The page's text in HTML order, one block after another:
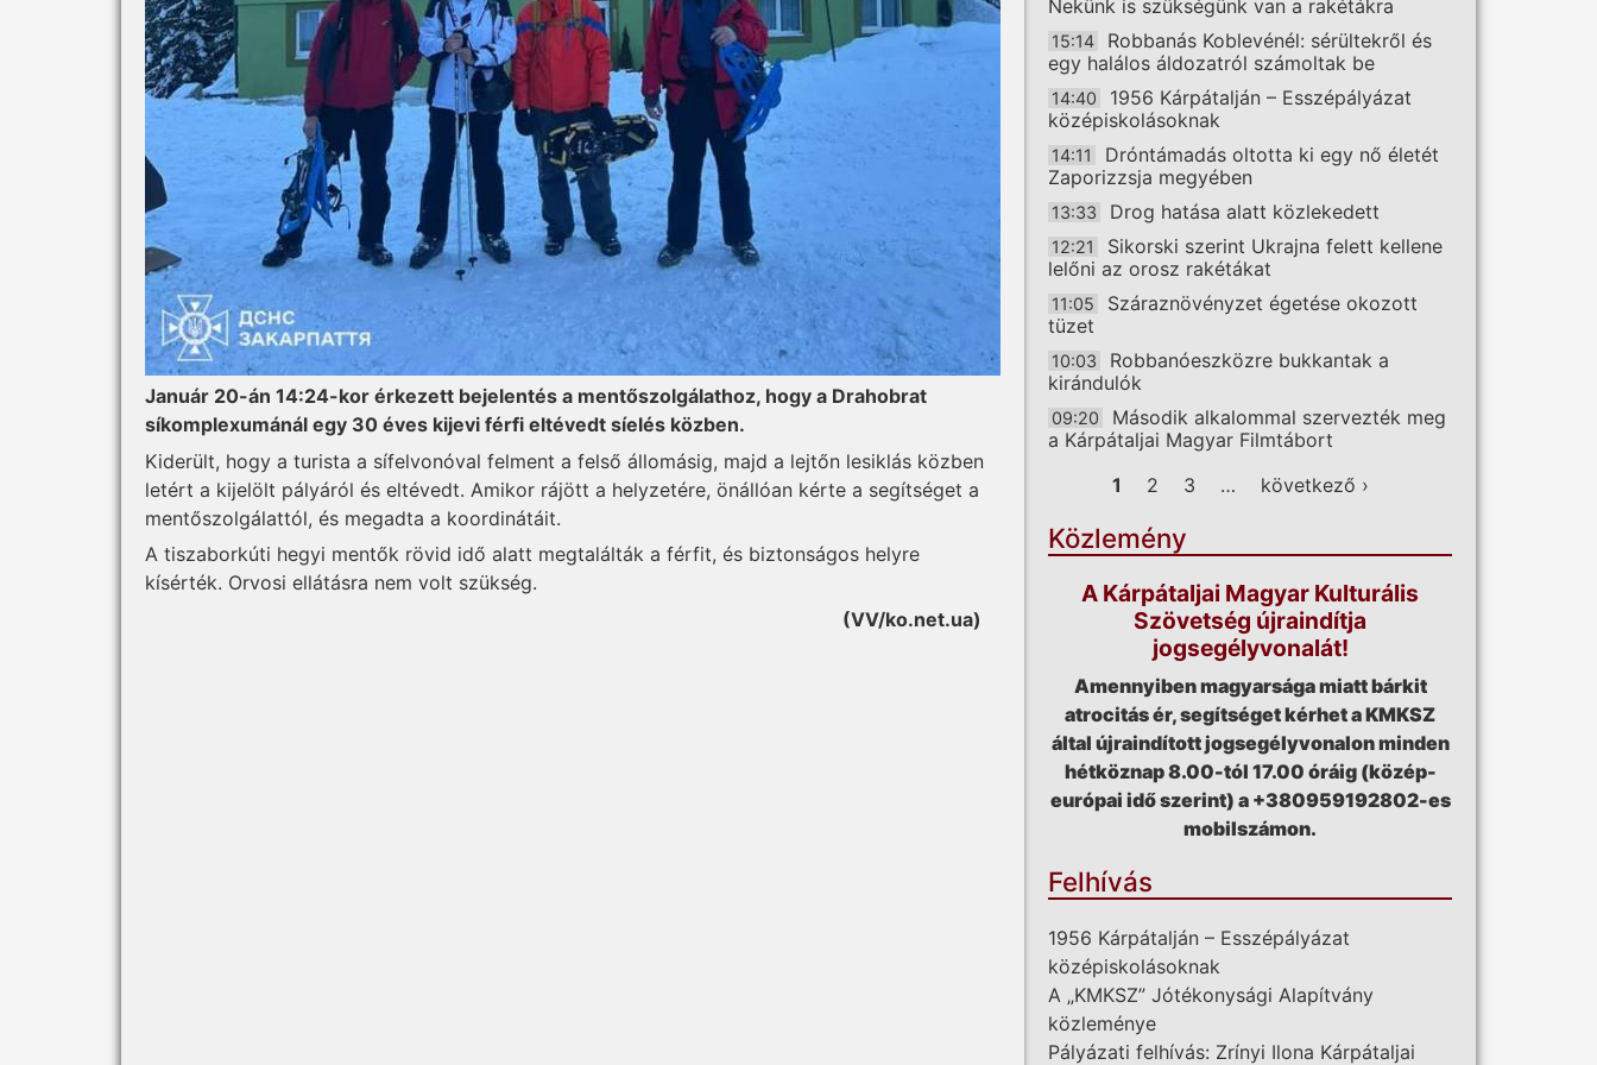
Január 20-án 14:24-kor érkezett bejelentés a mentőszolgálathoz, hogy a Drahobrat
síkomplexumánál egy 30 éves kijevi férfi eltévedt síelés közben.
Kiderült, hogy a turista a sífelvonóval felment a felső állomásig, majd a lejtőn lesiklás közben
letért a kijelölt pályáról és eltévedt. Amikor rájött a helyzetére, önállóan kérte a segítséget a
mentőszolgálattól, és megadta a koordinátáit.
A tiszaborkúti hegyi mentők rövid idő alatt megtalálták a férfit, és biztonságos helyre
kísérték. Orvosi ellátásra nem volt szükség.
(VV/ko.net.ua)
Nekünk is szükségünk van a rakétákra
15:14
Robbanás Koblevénél: sérültekről és
egy halálos áldozatról számoltak be
14:40
1956 Kárpátalján – Esszépályázat
középiskolásoknak
14:11
Dróntámadás oltotta ki egy nő életét
Zaporizzsja megyében
13:33 Drog hatása alatt közlekedett
12:21
Sikorski szerint Ukrajna felett kellene
lelőni az orosz rakétákat
11:05
Száraznövényzet égetése okozott
tüzet
10:03
Robbanóeszközre bukkantak a
kirándulók
09:20
Második alkalommal szervezték meg
a Kárpátaljai Magyar Filmtábort
Oldalak
1 2 3 … következő ›
Közlemény
A Kárpátaljai Magyar Kulturális
Szövetség újraindítja
jogsegélyvonalát!
Amennyiben magyarsága miatt bárkit
atrocitás ér, segítséget kérhet a KMKSZ
által újraindított jogsegélyvonalon minden
hétköznap 8.00-tól 17.00 óráig (közép-
európai idő szerint) a +380959192802-es
mobilszámon.
Felhívás
1956 Kárpátalján – Esszépályázat
középiskolásoknak
A „KMKSZ” Jótékonysági Alapítvány
közleménye
Pályázati felhívás: Zrínyi Ilona Kárpátaljai